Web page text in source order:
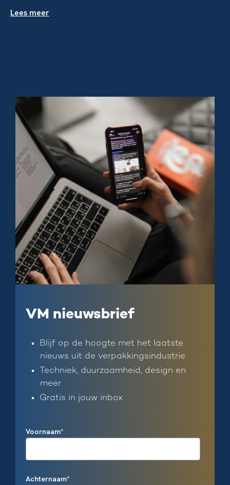
Lees meer
VM nieuwsbrief
Blijf op de hoogte met het laatste
nieuws uit de verpakkingsindustrie
Techniek, duurzaamheid, design en
meer
Gratis in jouw inbox
Voornaam*
Achternaam*